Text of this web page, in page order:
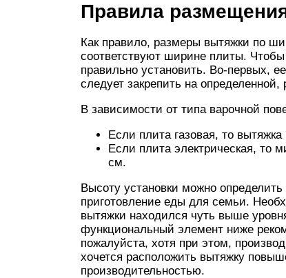
Правила
Как правило, размеры вытяжки по
соответствуют ширине плиты.
правильно установить. Во-первых,
следует закрепить на
В зависимости от типа варочной
Если плита газовая, то
Если плита электрическая, то
см.
Высоту установки можно определить
приготовление еды для семьи.
вытяжки находился чуть выше
функциональный элемент ниже
пожалуйста, хотя при этом,
хочется расположить вытяжку
производительностью.